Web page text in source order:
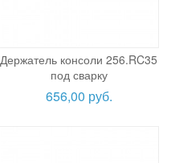
Держатель консоли 256.RC35
под сварку
656,00 руб.